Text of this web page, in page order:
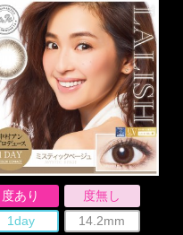
度あり
度無し
1day
14.2mm